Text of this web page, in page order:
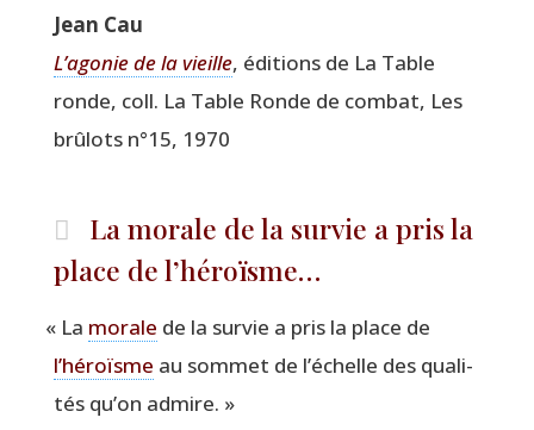
Jean Cau
L’a­go­nie de la vieille, édi­tions de La Table
ronde, coll. La Table Ronde de com­bat, Les
brû­lots n°15, 1970
La morale de la survie a pris la
place de l’héroïsme…
« La morale de la sur­vie a pris la place de
l’héroïsme au som­met de l’échelle des qua­li­
tés qu’on admire. »